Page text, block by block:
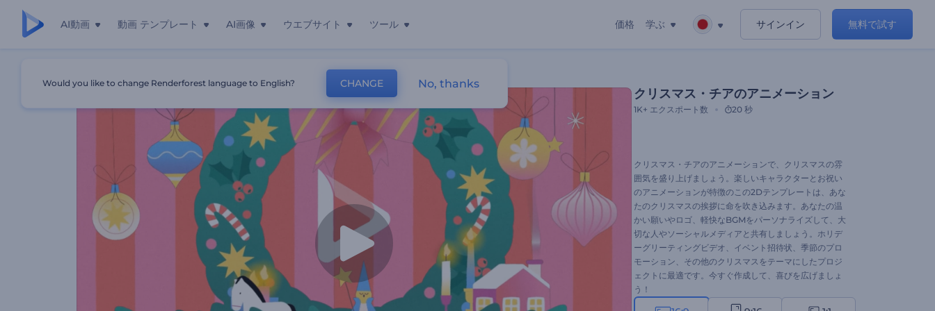
AI動画 動画 テンプレート AI画像 ウエブサイト ツール 価格 学ぶ サインイン 無料で試す
クリスマス・チアのアニメーション
1K+ エクスポート数 20 秒
クリスマス・チアのアニメーションで、クリスマスの雰
囲気を盛り上げましょう。楽しいキャラクターとお祝い
のアニメーションが特徴のこの2Dテンプレートは、あな
たのクリスマスの挨拶に命を吹き込みます。あなたの温
かい願いやロゴ、軽快なBGMをパーソナライズして、大
切な人やソーシャルメディアと共有しましょう。ホリデ
ーグリーティングビデオ、イベント招待状、季節のプロ
モーション、その他のクリスマスをテーマにしたプロジ
ェクトに最適です。今すぐ作成して、喜びを広げましょ
う！
Would you like to change Renderforest language to English? CHANGE No, thanks